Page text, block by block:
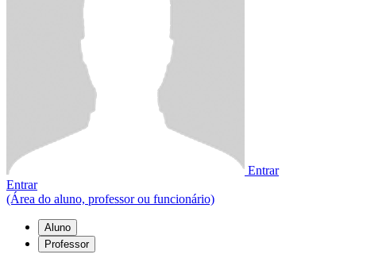
Entrar
Entrar
(Área do aluno, professor ou funcionário)
Aluno
Professor